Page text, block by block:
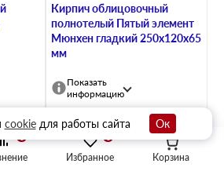
Избранное Корзина
Кирпич облицовочный
полнотелый Пятый элемент
Мюнхен гладкий 250х120х65
мм
Показать
информацию
212руб
cookieдля работы сайта Ок